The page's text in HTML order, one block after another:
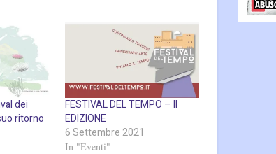
dei
ritorno
FESTIVAL DEL TEMPO – II
EDIZIONE
6 Settembre 2021
In "Eventi"